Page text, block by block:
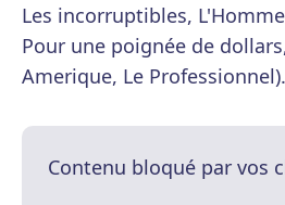
Les incorruptibles,
Pour une poignée de
Amerique, Le Professionnel).
Contenu bloqué par vos